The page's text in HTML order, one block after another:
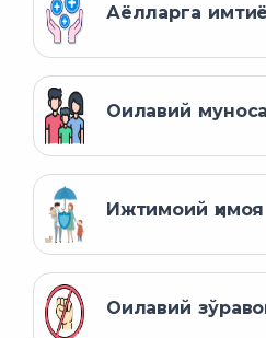
Аёлларга
Оилавий
Ижтимоий
Оилавий